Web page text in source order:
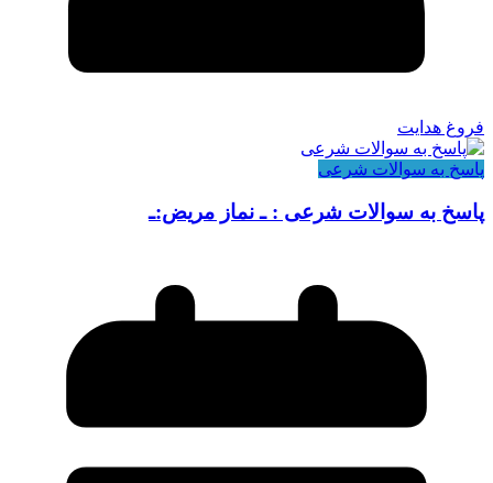
فروغ هدایت
پاسخ به سوالات شرعی
پاسخ به سوالات شرعی : ـ نماز مریض:ـ